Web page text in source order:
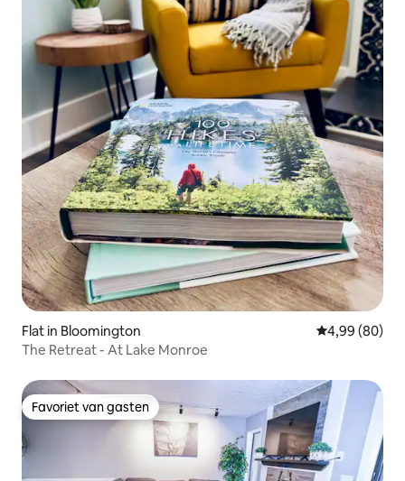
Flat in Bloomington Gemiddelde
4,99 (80)
The Retreat - At Lake Monroe
Favoriet van gasten
Favoriet van gasten